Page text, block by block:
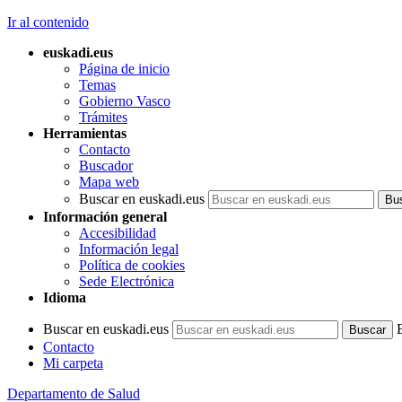
Ir al contenido
euskadi.eus
Página de inicio
Temas
Gobierno Vasco
Trámites
Herramientas
Contacto
Buscador
Mapa web
Buscar en euskadi.eus
Información general
Accesibilidad
Información legal
Política de cookies
Sede Electrónica
Idioma
Buscar en euskadi.eus
Contacto
Mi carpeta
Departamento de Salud